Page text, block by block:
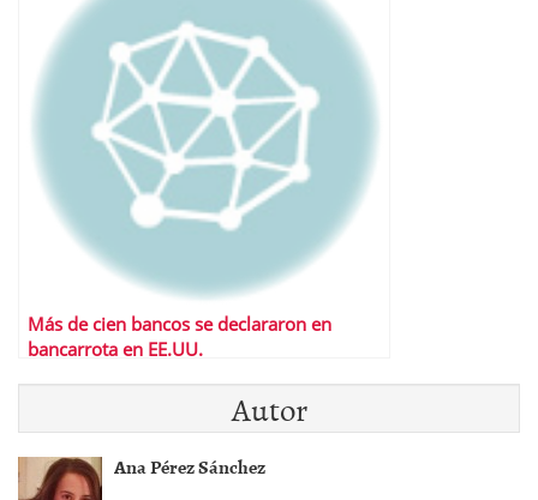
Más de cien bancos se declararon en
bancarrota en EE.UU.
Autor
Ana Pérez Sánchez